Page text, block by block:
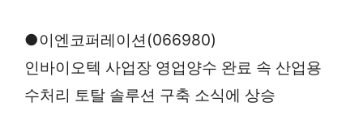
●이엔코퍼레이션(066980)
인바이오텍 사업장 영업양수 완료 속 산업용
수처리 토탈 솔루션 구축 소식에 상승